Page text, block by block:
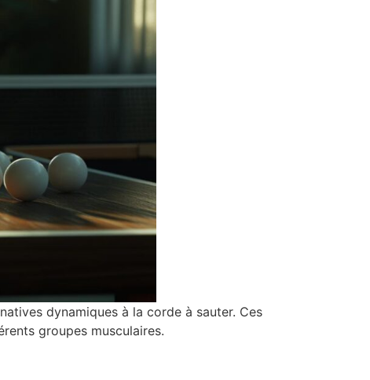
dynamiques à la corde à sauter. Ces
groupes musculaires.